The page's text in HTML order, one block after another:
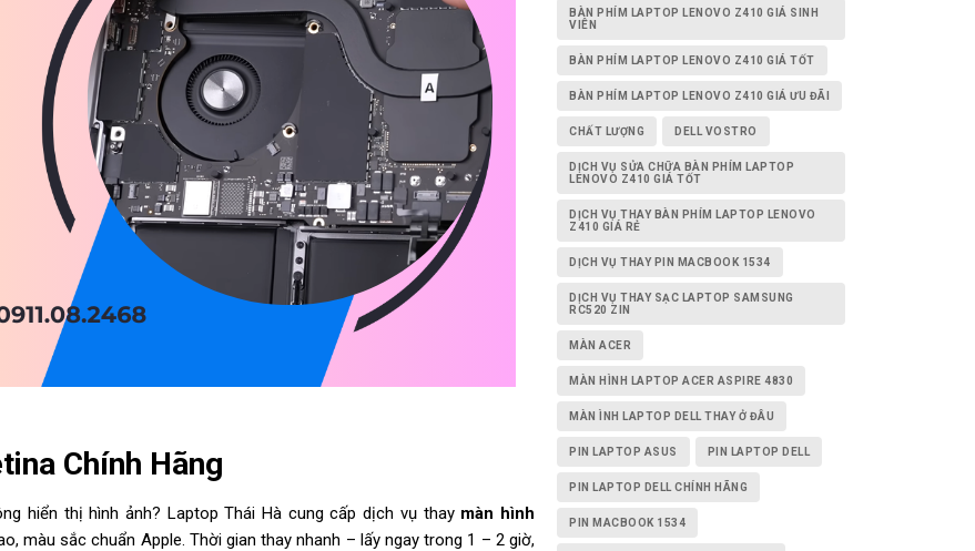
Chính Hãng
hiển thị hình ảnh? Laptop Thái Hà cung cấp dịch vụ thay màn hình
màu sắc chuẩn Apple. Thời gian thay nhanh – lấy ngay trong 1 – 2 giờ,
BÀN PHÍM LAPTOP LENOVO Z410 GIÁ SINH
VIÊN
BÀN PHÍM LAPTOP LENOVO Z410 GIÁ TỐT
BÀN PHÍM LAPTOP LENOVO Z410 GIÁ ƯU ĐÃI
CHẤT LƯỢNG DELL VOSTRO
DỊCH VỤ SỬA CHỮA BÀN PHÍM LAPTOP
LENOVO Z410 GIÁ TỐT
DỊCH VỤ THAY BÀN PHÍM LAPTOP LENOVO
Z410 GIÁ RẺ
DỊCH VỤ THAY PIN MACBOOK 1534
DỊCH VỤ THAY SẠC LAPTOP SAMSUNG
RC520 ZIN
MÀN ACER
MÀN HÌNH LAPTOP ACER ASPIRE 4830
MÀN ÌNH LAPTOP DELL THAY Ở ĐÂU
PIN LAPTOP ASUS PIN LAPTOP DELL
PIN LAPTOP DELL CHÍNH HÃNG
PIN MACBOOK 1534